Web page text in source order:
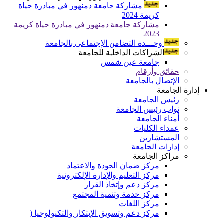
مشاركة جامعة دمنهور في مبادرة حياة
كريمة 2024
مشاركة جامعة دمنهور في مبادرة حياة كريمة
2023
وحـــدة التضامن الإجتماعى بالجامعة
الشراكات الداخلية للجامعة
جامعة عين شمس
حقائق وأرقام
الإتصال بالجامعة
إدارة الجامعة
رئيس الجامعة
نواب رئيس الجامعة
أمناء الجامعة
عمداء الكليات
المستشارين
إدارات الجامعة
مراكز الجامعة
مركز ضمان الجودة والاعتماد
مركز التعليم والإدارة الإلكترونية
مركز دعم وإتخاذ القرار
مركز خدمة وتنمية المجتمع
مركز اللغات
مركز دعم وتسويق الإبتكار والتكنولوجيا (